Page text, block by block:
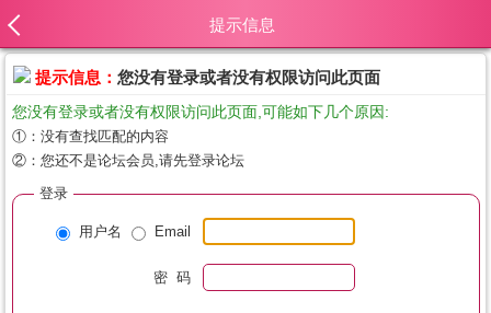
提示信息
提示信息： 您没有登录或者没有权限访问此页面
您没有登录或者没有权限访问此页面,可能如下几个原因:
①：没有查找匹配的内容
②：您还不是论坛会员,请先登录论坛
登录
用户名 Email
密 码